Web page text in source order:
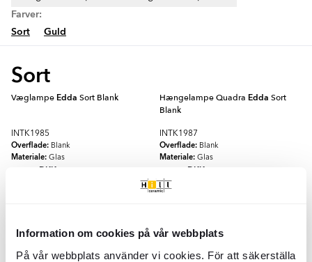
Information om cookies på vår webbplats
På vår webbplats använder vi cookies. För att säkerställa
Farver:
Sort
Guld
Sort
Væglampe Edda Sort Blank
INTK1985
Overflade: Blank
Materiale: Glas
DKK
Hængelampe Quadra Edda Sort
Blank
INTK1987
Overflade: Blank
Materiale: Glas
DKK